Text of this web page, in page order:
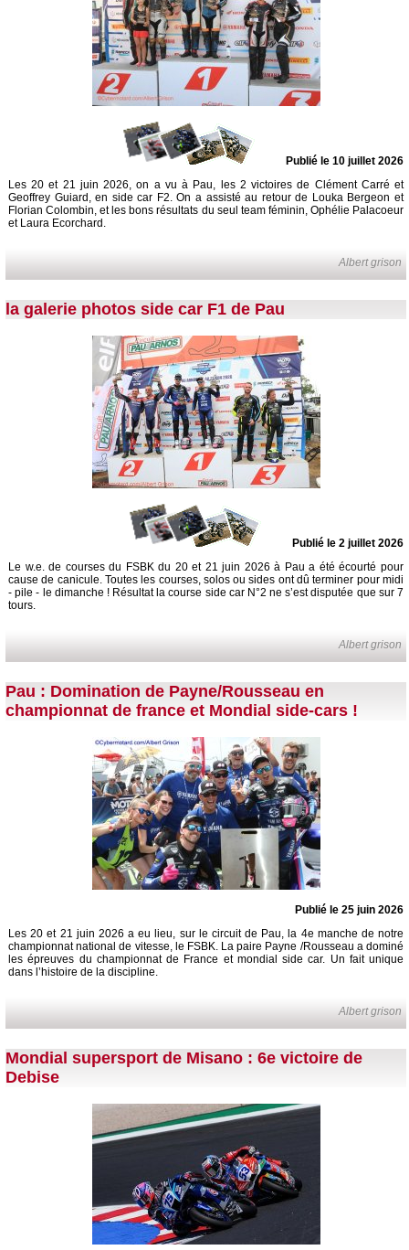
Publié le 10 juillet 2026
Les 20 et 21 juin 2026, on a vu à Pau, les 2 victoires de Clément Carré et
Geoffrey Guiard, en side car F2. On a assisté au retour de Louka Bergeon et
Florian Colombin, et les bons résultats du seul team féminin, Ophélie Palacoeur
et Laura Ecorchard.
Albert grison
la galerie photos side car F1 de Pau
Publié le 2 juillet 2026
Le w.e. de courses du FSBK du 20 et 21 juin 2026 à Pau a été écourté pour
cause de canicule. Toutes les courses, solos ou sides ont dû terminer pour midi
- pile - le dimanche ! Résultat la course side car N°2 ne s’est disputée que sur 7
tours.
Albert grison
Pau : Domination de Payne/Rousseau en
championnat de france et Mondial side-cars !
Publié le 25 juin 2026
Les 20 et 21 juin 2026 a eu lieu, sur le circuit de Pau, la 4e manche de notre
championnat national de vitesse, le FSBK. La paire Payne /Rousseau a dominé
les épreuves du championnat de France et mondial side car. Un fait unique
dans l’histoire de la discipline.
Albert grison
Mondial supersport de Misano : 6e victoire de
Debise